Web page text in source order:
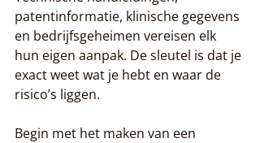
patentinformatie, klinische gegevens
en bedrijfsgeheimen vereisen elk
hun eigen aanpak. De sleutel is dat je
exact weet wat je hebt en waar de
risico’s liggen.
Begin met het maken van een